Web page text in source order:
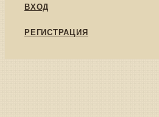
ВХОД
РЕГИСТРАЦИЯ